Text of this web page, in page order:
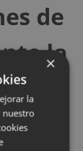
de
la
forma más
han
×
la
nuestro